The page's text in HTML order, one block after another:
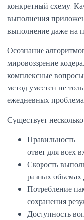
конкретный схему.
выполнения
выполнение даже на
Осознание
мировоззрение
комплексные
метод уместен не
ежедневных
Существует
Правильность —
ответ для всех
Скорость
разных
Потребление
сохранения
Доступность